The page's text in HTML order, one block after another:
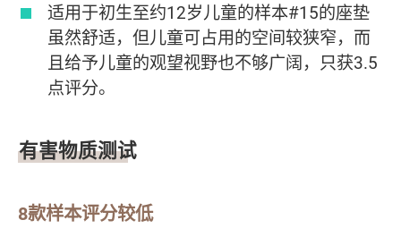
适用于初生至约12岁儿童的样本#15的座垫
虽然舒适，但儿童可占用的空间较狭窄，而
且给予儿童的观望视野也不够广阔，只获3.5
点评分。
有害物质测试
8款样本评分较低